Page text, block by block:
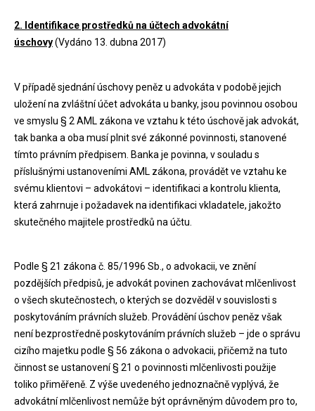
2. Identifikace prostředků na účtech advokátní
úschovy(Vydáno 13. dubna 2017)
V případě sjednání úschovy peněz u advokáta v podobě jejich
uložení na zvláštní účet advokáta u banky, jsou povinnou osobou
ve smyslu § 2 AML zákona ve vztahu k této úschově jak advokát,
tak banka a oba musí plnit své zákonné povinnosti, stanovené
tímto právním předpisem. Banka je povinna, v souladu s
příslušnými ustanoveními AML zákona, provádět ve vztahu ke
svému klientovi – advokátovi – identifikaci a kontrolu klienta,
která zahrnuje i požadavek na identifikaci vkladatele, jakožto
skutečného majitele prostředků na účtu.
Podle § 21 zákona č. 85/1996 Sb., o advokacii, ve znění
pozdějších předpisů, je advokát povinen zachovávat mlčenlivost
o všech skutečnostech, o kterých se dozvěděl v souvislosti s
poskytováním právních služeb. Provádění úschov peněz však
není bezprostředně poskytováním právních služeb – jde o správu
cizího majetku podle § 56 zákona o advokacii, přičemž na tuto
činnost se ustanovení § 21 o povinnosti mlčenlivosti použije
toliko přiměřeně. Z výše uvedeného jednoznačně vyplývá, že
advokátní mlčenlivost nemůže být oprávněným důvodem pro to,